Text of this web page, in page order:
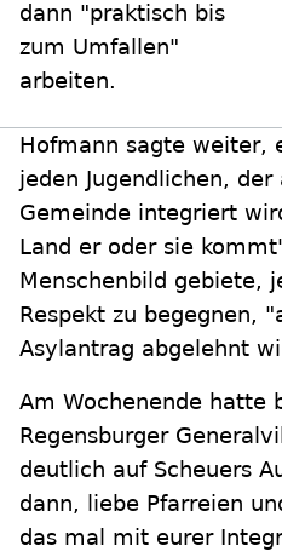
dann "praktisch bis
zum Umfallen"
arbeiten.
Hofmann sagte weiter,
jeden Jugendlichen,
Gemeinde integriert
Land er oder sie
Menschenbild gebiete,
Respekt zu begegnen,
Asylantrag abgelehnt
Am Wochenende hatte
Regensburger
deutlich auf Scheuers
dann, liebe Pfarreien
das mal mit eurer